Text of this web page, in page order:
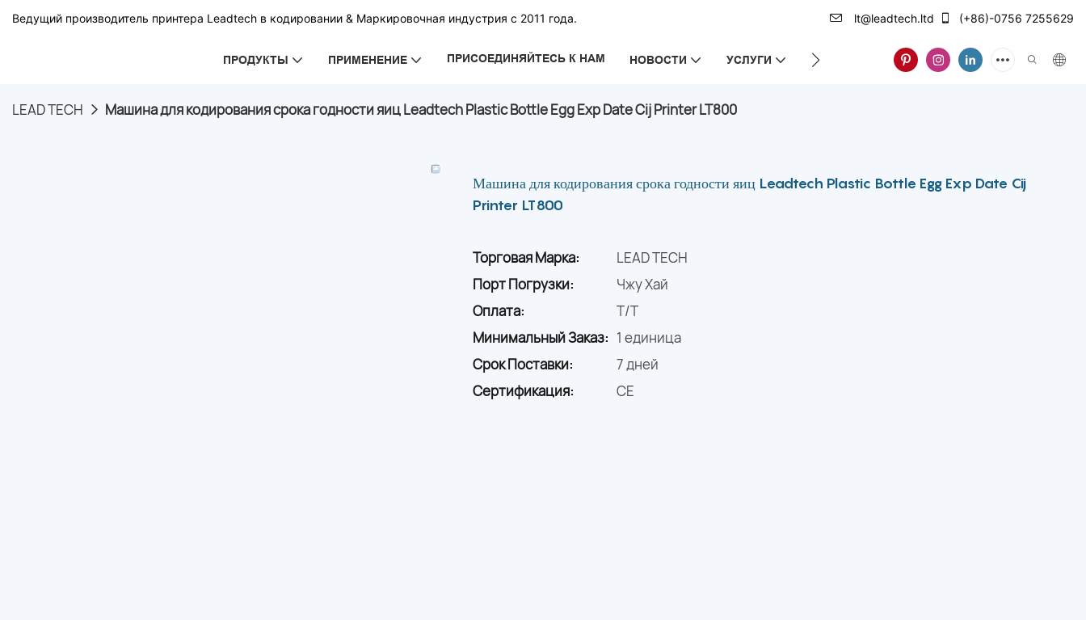
Ведущий производитель принтера Leadtech в кодировании & Маркировочная индустрия с 2011 года. lt@leadtech.ltd (+86)-0756 7255629
ПРОДУКТЫ ПРИМЕНЕНИЕ ПРИСОЕДИНЯЙТЕСЬ К НАМ НОВОСТИ УСЛУГИ О НАС
LEAD TECH Машина для кодирования срока годности яиц Leadtech Plastic Bottle Egg Exp Date Cij Printer LT800
Машина для кодирования срока годности яиц Leadtech Plastic Bottle Egg Exp Date Cij
Printer LT800
Торговая Марка:
LEAD TECH
Порт Погрузки:
Чжу Хай
Оплата:
T/T
Минимальный Заказ: 1 единица
Срок Поставки:
7 дней
Сертификация:
CE